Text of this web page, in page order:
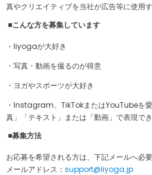
真やクリエイティブを当社が広告等に使用
■こんな方を募集しています
・liyogaが大好き
・写真・動画を撮るのが得意
・ヨガやスポーツが大好き
・Instagram、TikTokまたはYouTubeを
真」「テキスト」または「動画」で表現で
■募集方法
お応募を希望される方は、下記メールへ必
メールアドレス： support@liyoga.jp